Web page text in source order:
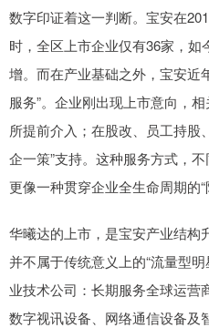
数字印证着这一判断。宝安在
时，全区上市企业仅有36家，
增。而在产业基础之外，宝安近
服务”。企业刚出现上市意向，
所提前介入；在股改、员工持股
企一策”支持。这种服务方式，不
更像一种贯穿企业全生命周期的“
华曦达的上市，是宝安产业结构
并不属于传统意义上的“流量型
业技术公司：长期服务全球运营
数字视讯设备、网络通信设备及